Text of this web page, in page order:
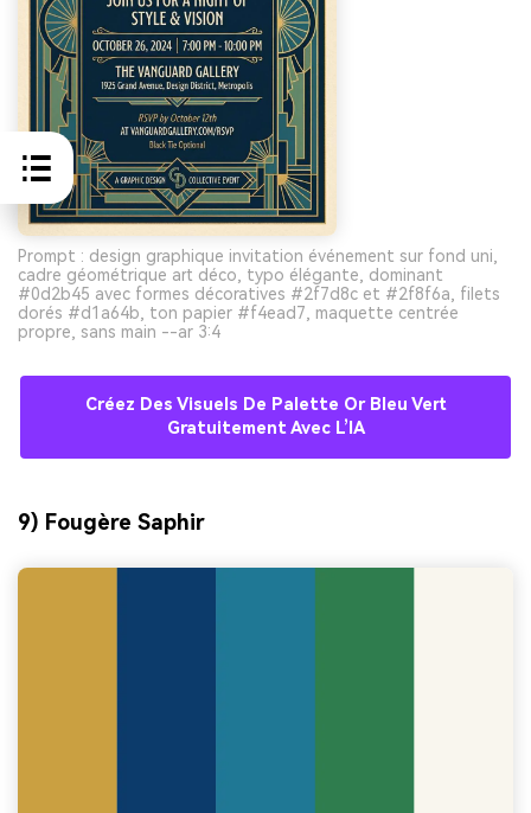
Prompt : design graphique invitation événement sur fond uni,
cadre géométrique art déco, typo élégante, dominant
#0d2b45 avec formes décoratives #2f7d8c et #2f8f6a, filets
dorés #d1a64b, ton papier #f4ead7, maquette centrée
propre, sans main --ar 3:4
Créez Des Visuels De Palette Or Bleu Vert
Gratuitement Avec L’IA
9) Fougère Saphir